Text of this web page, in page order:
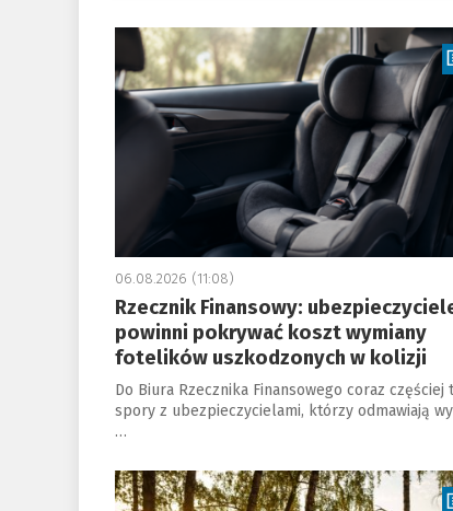
a
06.08.2026 (11:08)
Rzecznik Finansowy:
powinni pokrywać koszt wymiany
fotelików uszkodzonych w kolizji
Do Biura Rzecznika Finansowego coraz częściej
spory z ubezpieczycielami, którzy odmawiają
…
a